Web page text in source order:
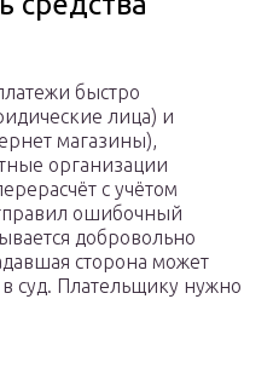
быстро
лица) и
магазины),
организации
с учётом
ошибочный
добровольно
сторона может
суд. Плательщику нужно